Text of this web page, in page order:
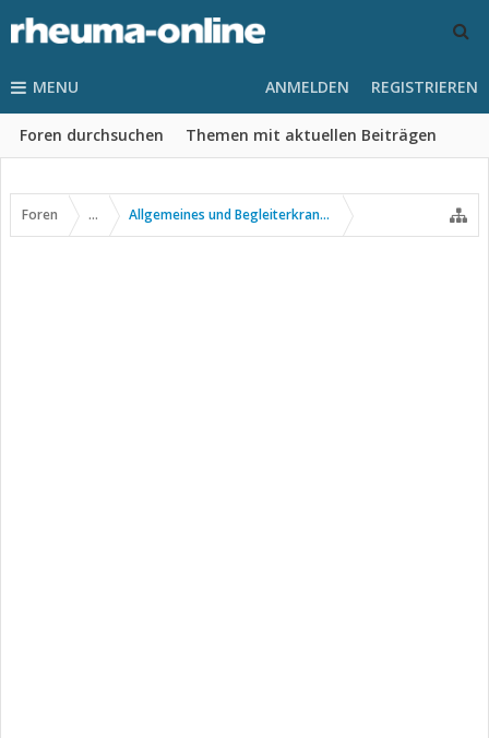
MENU
Foren durchsuchen Themen mit aktuellen Beiträgen
ANMELDEN REGISTRIEREN
Foren ... Allgemeines und Begleiterkrankungen